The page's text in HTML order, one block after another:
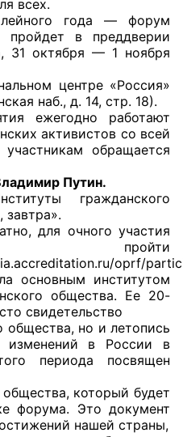
по проведению
условий
КО
всех.
года — форум
пройдет в преддверии
31 октября — 1 ноября
центре «Россия»
наб., д. 14, стр. 18).
ежегодно работают
активистов со всей
обращается
Путин.
гражданского
завтра».
для очного участия
пройти
oprf/
основным институтом
общества. Ее 20-
свидетельство
общества, но и летопись
изменений в России в
периода посвящен
который будет
форума. Это документ
нашей страны,